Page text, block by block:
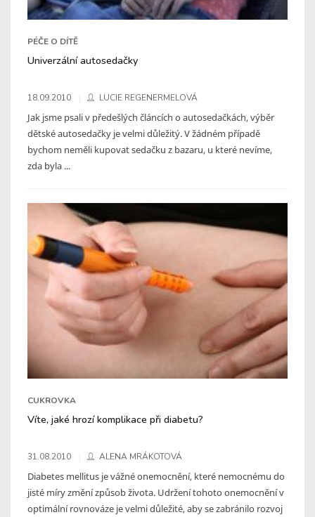
PÉČE O DÍTĚ
Univerzální autosedačky
18.09.2010 LUCIE REGENERMELOVÁ
Jak jsme psali v předešlých článcích o autosedačkách, výběr
dětské autosedačky je velmi důležitý. V žádném případě
bychom neměli kupovat sedačku z bazaru, u které nevíme,
zda byla ...
CUKROVKA
Víte, jaké hrozí komplikace při diabetu?
31.08.2010 ALENA MRÁKOTOVÁ
Diabetes mellitus je vážné onemocnění, které nemocnému do
jisté míry změní způsob života. Udržení tohoto onemocnění v
optimální rovnováze je velmi důležité, aby se zabránilo rozvoj